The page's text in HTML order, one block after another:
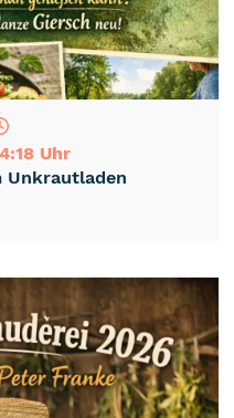
Uhr
Unkrautladen